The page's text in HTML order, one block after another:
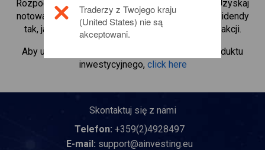
Rozpocznij handel kontraktami CFD w
. Uzyskaj
notowania w czasie rzeczywistym i otrzymuj dywidendy
tak, jak w przypadku rzeczywistego posiadania akcji.
Aby uzyskać więcej informacji na temat tego produktu
inwestycyjnego, click here
Skontaktuj się z nami
Telefon: +359(2)4928497
E-mail: support@ainvesting.eu
Traderzy z Twojego kraju
(United States) nie są
akceptowani.